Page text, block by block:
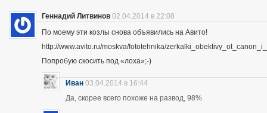
Геннадий Литвинов 02.04.2014 в 22:08
По моему эти козлы снова объявились на Авито!
http://www.avito.ru/moskva/fototehnika/
Попробую скосить под «лоха»;-)
Иван 03.04.2014 в 16:44
Да, скорее всего похоже на развод, 98%